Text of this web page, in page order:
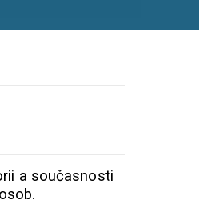
a současnosti